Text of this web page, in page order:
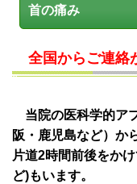
首の痛み
全国からご連絡
当院の医科学的ア
阪・鹿児島など）か
片道2時間前後をか
ど)もいます。